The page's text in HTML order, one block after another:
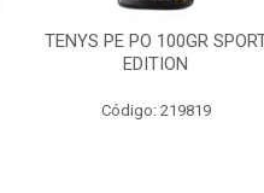
TENYS PE PO 100GR
S/PERFUME
Código: 298528